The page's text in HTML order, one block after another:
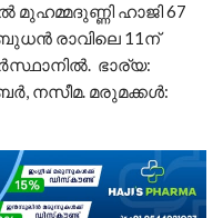
മുഹമ്മദുണ്ണി ഹാജി 67
രാവിലെ 11ന്
ഭാര്യ:
നസീമ. മരുമക്കള്‍: